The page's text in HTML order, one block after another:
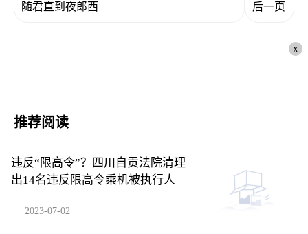
随君直到夜郎西
后一页
x
推荐阅读
违反“限高令”？四川自贡法院清理
出14名违反限高令乘机被执行人
2023-07-02